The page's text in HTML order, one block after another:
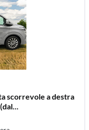
scorrevole a destra